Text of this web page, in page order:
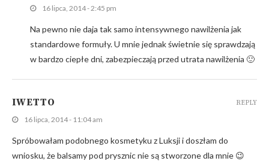
16 lipca, 2014 - 2:45 pm
Na pewno nie daja tak samo intensywnego nawilżenia jak
standardowe formuły. U mnie jednak świetnie się sprawdzają
w bardzo ciepłe dni, zabezpieczają przed utrata nawilżenia 🙂
IWETTO
16 lipca, 2014 - 11:04 am
Spróbowałam podobnego kosmetyku z Luksji i doszłam do
wniosku, że balsamy pod prysznic nie są stworzone dla mnie 😉
REPLY